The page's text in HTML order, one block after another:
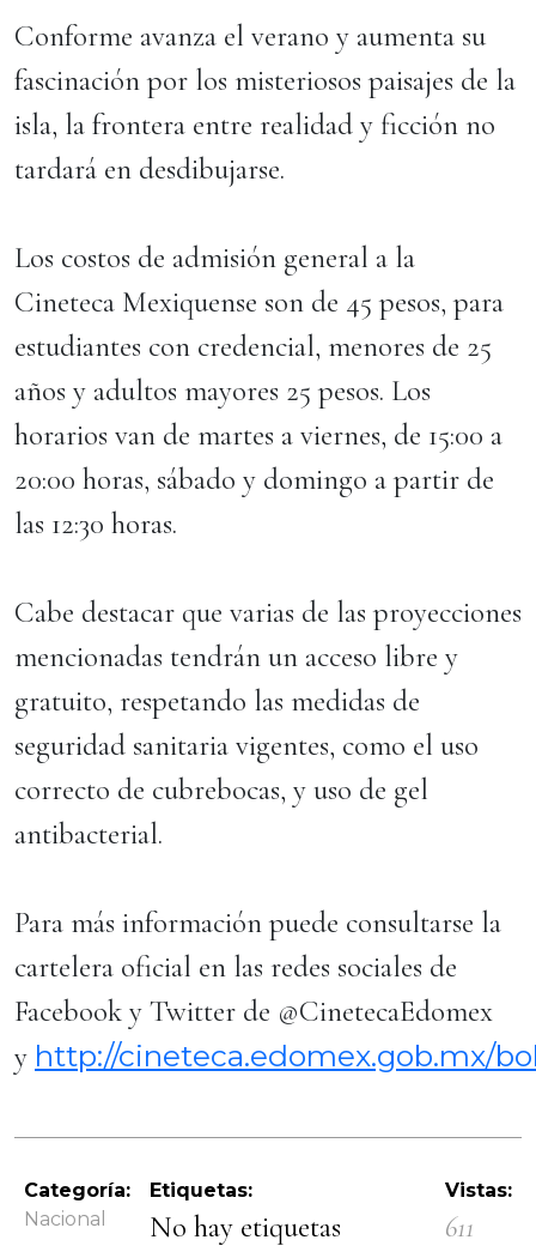
Conforme avanza el verano y aumenta su
fascinación por los misteriosos paisajes de la
isla, la frontera entre realidad y ficción no
tardará en desdibujarse.
Los costos de admisión general a la
Cineteca Mexiquense son de 45 pesos, para
estudiantes con credencial, menores de 25
años y adultos mayores 25 pesos. Los
horarios van de martes a viernes, de 15:00 a
20:00 horas, sábado y domingo a partir de
las 12:30 horas.
Cabe destacar que varias de las proyecciones
mencionadas tendrán un acceso libre y
gratuito, respetando las medidas de
seguridad sanitaria vigentes, como el uso
correcto de cubrebocas, y uso de gel
antibacterial.
Para más información puede consultarse la
cartelera oficial en las redes sociales de
Facebook y Twitter de @CinetecaEdomex
y http://cineteca.edomex.gob.mx/
Categoría:
Nacional
Etiquetas:
No hay etiquetas
Vistas:
611